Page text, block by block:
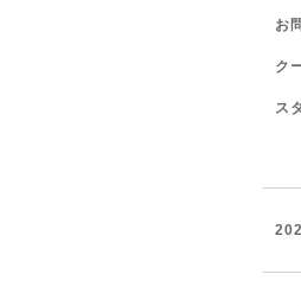
お
ク
ス